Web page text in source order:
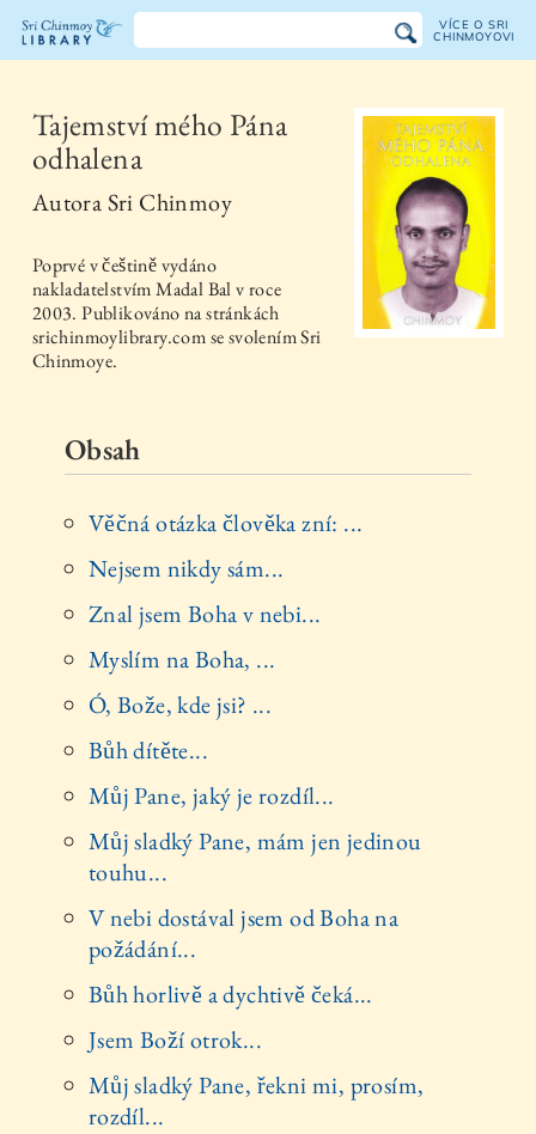
Knihovna
Sri
Chinmoye
VÍCE O SRI
CHINMOYOVI
Tajemství mého Pána
odhalena
AutoraSri Chinmoy
Poprvé v češtině vydáno
nakladatelstvímMadal Balv roce
2003. Publikováno na stránkách
srichinmoylibrary.com se svolením Sri
Chinmoye.
Obsah
Věčná otázka člověka zní: ...
Nejsem nikdy sám...
Znal jsem Boha v nebi...
Myslím na Boha, ...
Ó, Bože, kde jsi? ...
Bůh dítěte...
Můj Pane, jaký je rozdíl...
Můj sladký Pane, mám jen jedinou
touhu...
V nebi dostával jsem od Boha na
požádání...
Bůh horlivě a dychtivě čeká...
Jsem Boží otrok...
Můj sladký Pane, řekni mi, prosím,
rozdíl...